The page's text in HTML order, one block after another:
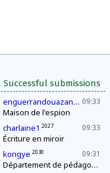
Successful submissions
09:33
enguerrandouazana 2027
Maison de l'espion
09:33
charlaine1 2027
Écriture en miroir
09:31
kongye 2030
Département de pédagogie : le « c'est plus, c'est moins »